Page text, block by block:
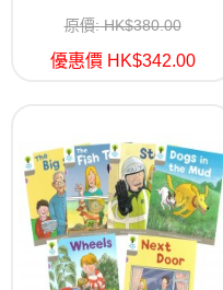
原價: HK$380.00
優惠價 HK$342.00